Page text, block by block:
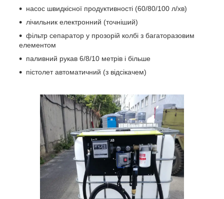
насос швидкісної продуктивності (60/80/100 л/хв)
лічильник електронний (точніший)
фільтр сепаратор у прозорій колбі з багаторазовим
елементом
паливний рукав 6/8/10 метрів і більше
пістолет автоматичний (з відсікачем)